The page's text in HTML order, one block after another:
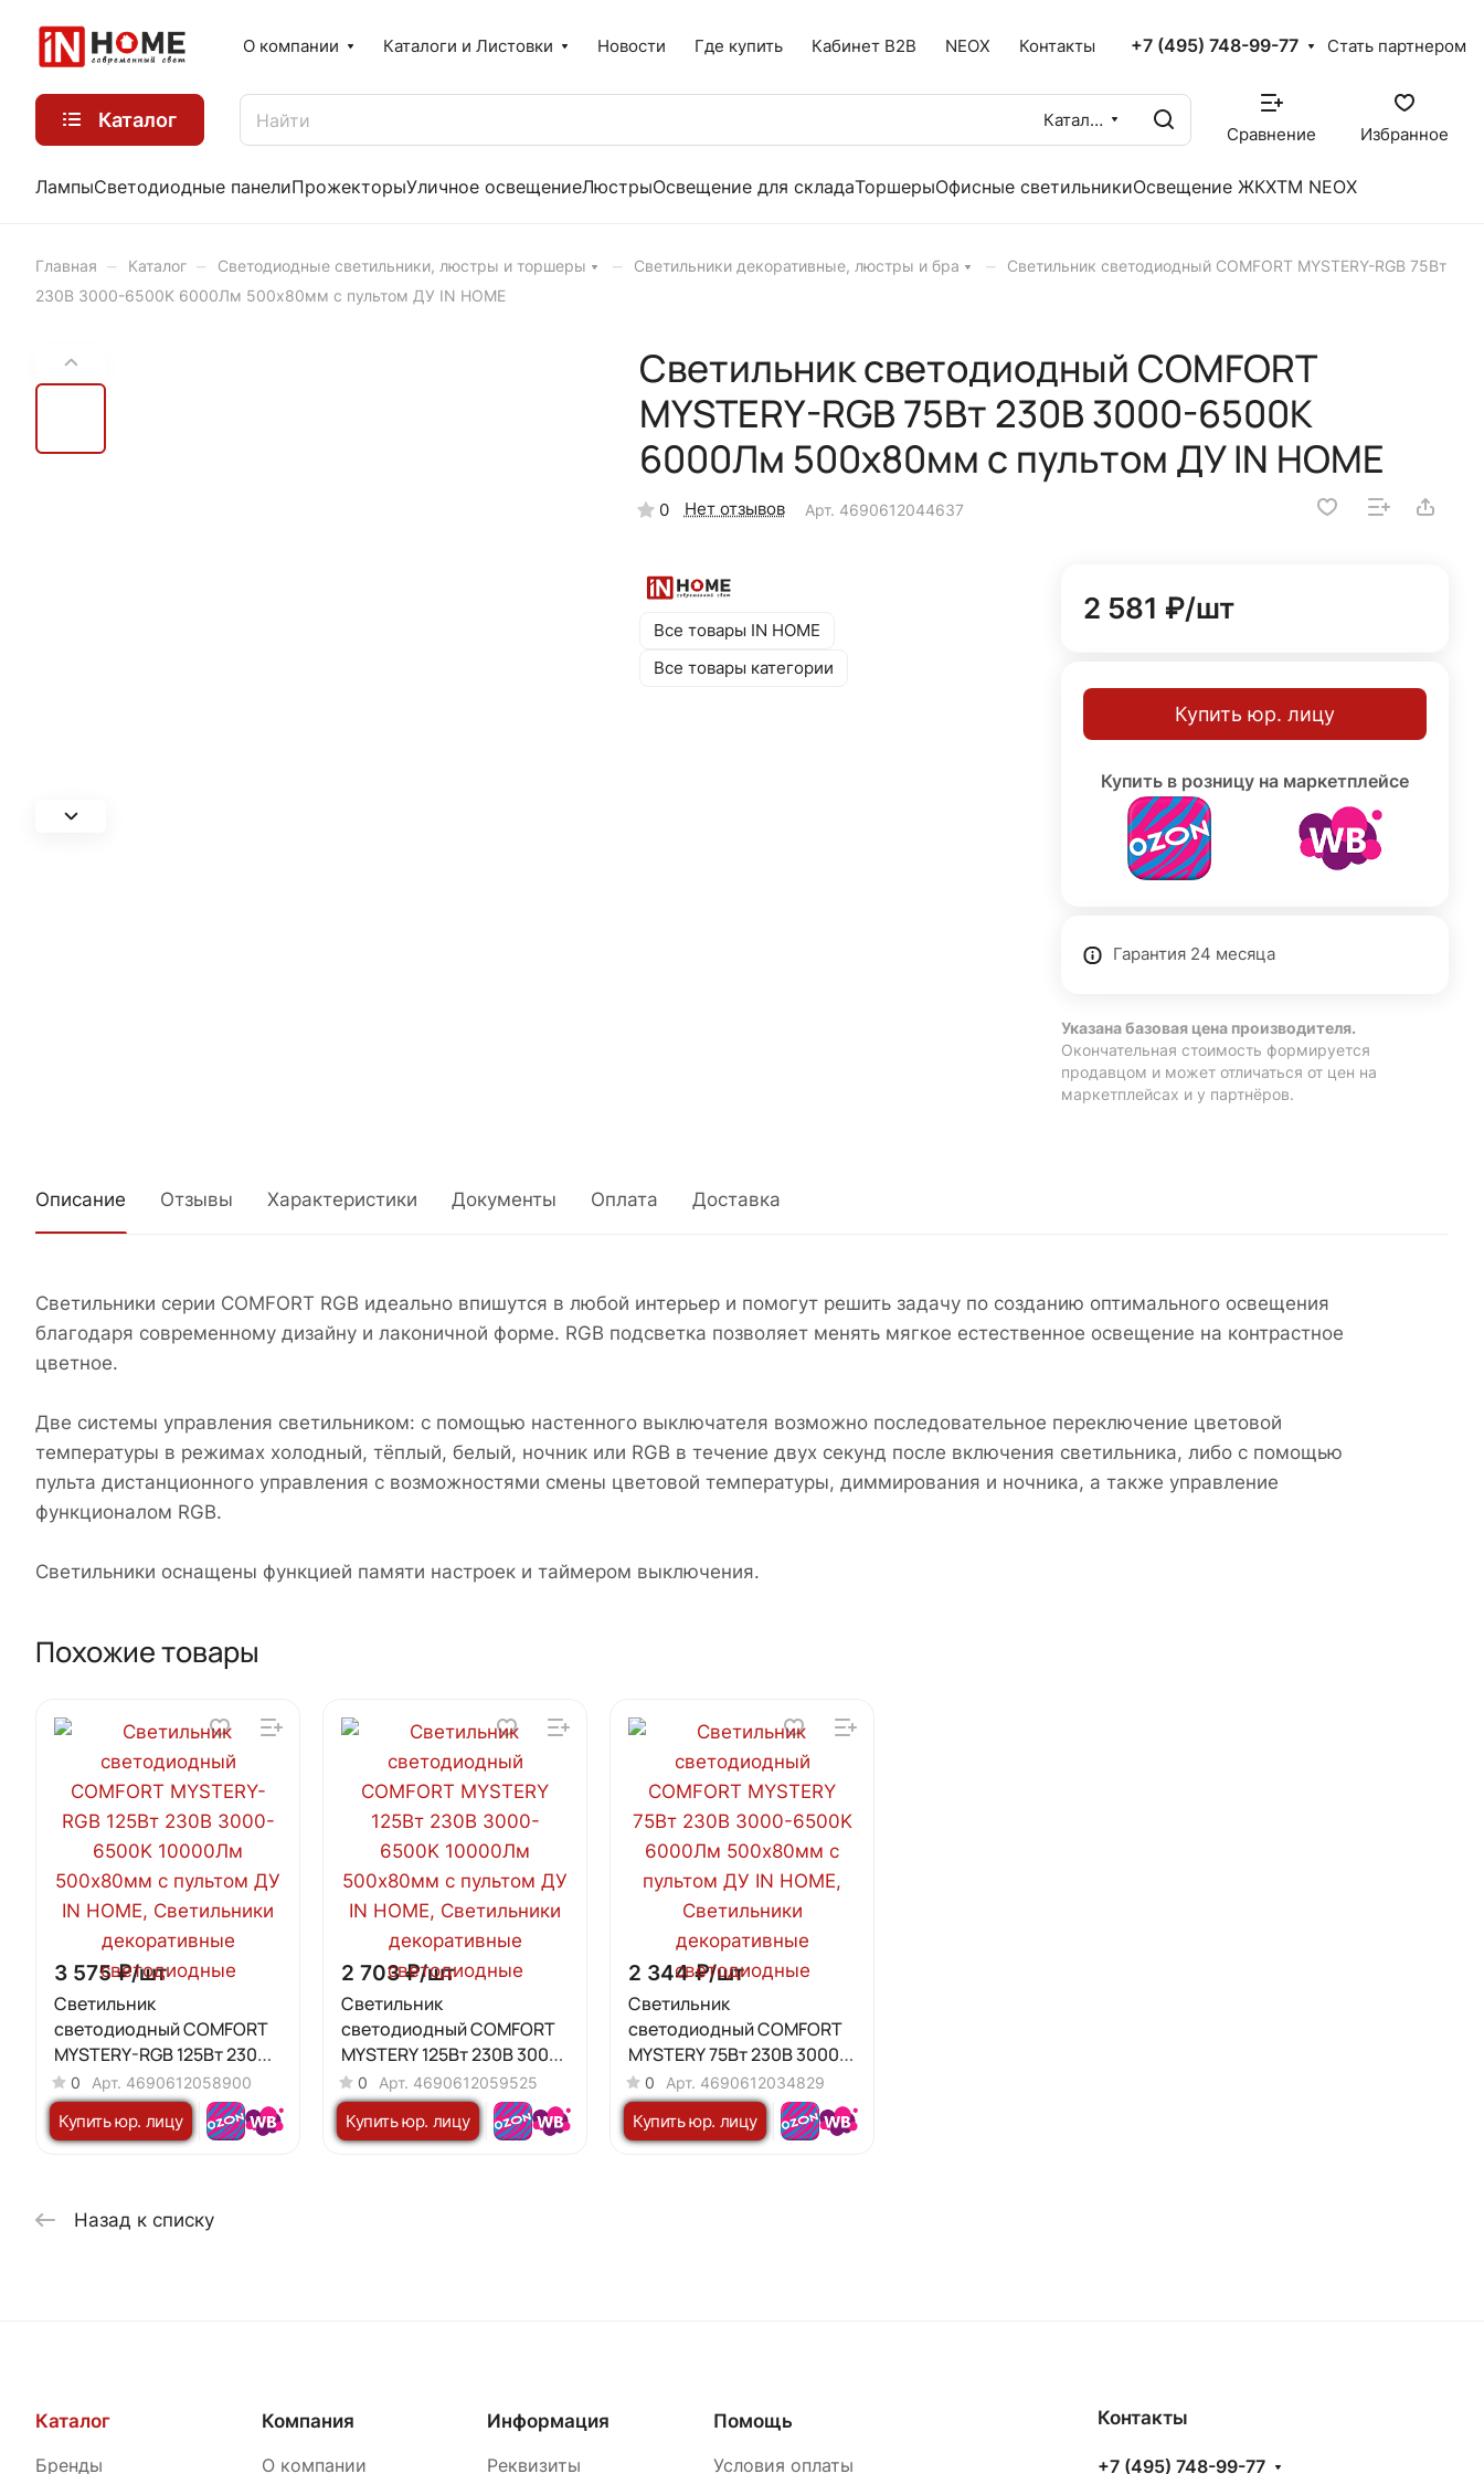
О компании Каталоги и Листовки Новости Где купить Кабинет B2B NEOX Контакты +7 (495) 748-99-77 Стать партнером
Каталог Каталог
Сравнение Избранное
ЛампыСветодиодные панелиПрожекторыУличное освещениеЛюстрыОсвещение для складаТоршерыОфисные светильникиОсвещение ЖКХTM NEOX
Главная – Каталог – Светодиодные светильники, люстры и торшеры – Светильники декоративные, люстры и бра –
Светильник светодиодный COMFORT MYSTERY-RGB 75Вт
230В 3000-6500K 6000Лм 500x80мм с пультом ДУ IN HOME
Светильник светодиодный COMFORT
MYSTERY-RGB 75Вт 230В 3000-6500K
6000Лм 500x80мм с пультом ДУ IN HOME
0 Нет отзывов Арт. 4690612044637
Все товары IN HOME
Все товары категории
2 581 ₽/шт
Купить юр. лицу
Купить в розницу на маркетплейсе
Гарантия 24 месяца
Указана базовая цена производителя.
Окончательная стоимость формируется
продавцом и может отличаться от цен на
маркетплейсах и у партнёров.
Описание Отзывы Характеристики Документы Оплата Доставка
Светильники серии COMFORT RGB идеально впишутся в любой интерьер и помогут решить задачу по созданию оптимального освещения
благодаря современному дизайну и лаконичной форме. RGB подсветка позволяет менять мягкое естественное освещение на контрастное
цветное.
Две системы управления светильником: с помощью настенного выключателя возможно последовательное переключение цветовой
температуры в режимах холодный, тёплый, белый, ночник или RGB в течение двух секунд после включения светильника, либо с помощью
пульта дистанционного управления с возможностями смены цветовой температуры, диммирования и ночника, а также управление
функционалом RGB.
Светильники оснащены функцией памяти настроек и таймером выключения.
Похожие товары
3 575 ₽/шт
Светильник
светодиодный COMFORT
MYSTERY-RGB 125Вт 230В
3000-6500K 10000Лм
500x80мм с пультом ДУ IN
HOME
0 Арт. 4690612058900
Купить юр. лицу
2 703 ₽/шт
Светильник
светодиодный COMFORT
MYSTERY 125Вт 230В 3000-
6500K 10000Лм 500x80мм
с пультом ДУ IN HOME
0 Арт. 4690612059525
Купить юр. лицу
2 344 ₽/шт
Светильник
светодиодный COMFORT
MYSTERY 75Вт 230В 3000-
6500K 6000Лм 500x80мм
с пультом ДУ IN HOME
0 Арт. 4690612034829
Купить юр. лицу
Назад к списку
Каталог
Бренды
Компания
О компании
Информация
Реквизиты
Помощь
Условия оплаты
Контакты
+7 (495) 748-99-77